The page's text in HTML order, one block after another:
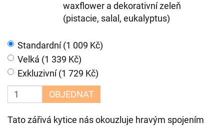
waxflower a dekorativní zeleň
(pistacie, salal, eukalyptus)
Standardní (1 009 Kč)
Velká (1 339 Kč)
Exkluzivní (1 729 Kč)
OBJEDNAT
Tato zářivá kytice nás okouzluje hravým spojením